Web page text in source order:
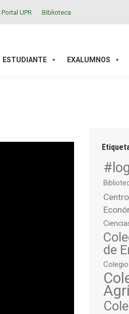
Portal UPR Biblioteca
ESTUDIANTE EXALUMNOS
de